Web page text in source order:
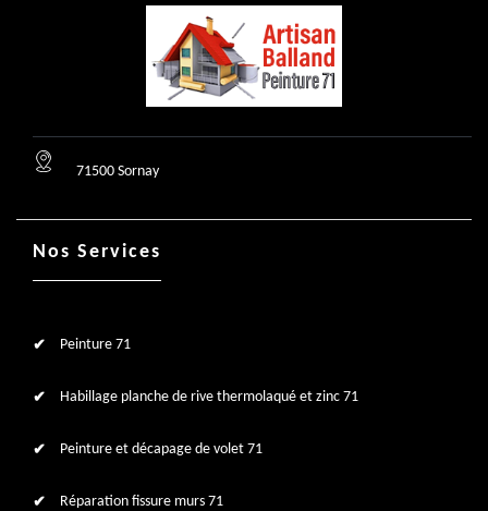
71500 Sornay
Nos Services
Peinture 71
Habillage planche de rive thermolaqué et zinc 71
Peinture et décapage de volet 71
Réparation fissure murs 71